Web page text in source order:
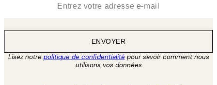
ENVOYER
Lisez notre politique de confidentialitépour savoir comment nous
utilisons vos données